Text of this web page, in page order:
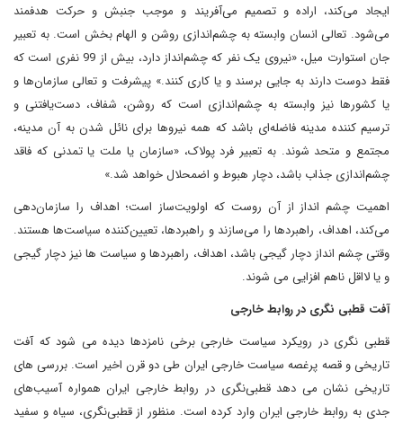
ایجاد می‌کند، اراده و تصمیم می‌آفریند و موجب جنبش و حرکت هدفمند
می‌شود. تعالی انسان وابسته به چشم‌اندازی روشن و الهام بخش است. به تعبیر
جان استوارت میل، «نیروی یک نفر که چشم‌انداز دارد، بیش از 99 نفری است که
فقط دوست دارند به جایی برسند و یا کاری کنند.» پیشرفت و تعالی سازمان‌ها و
یا کشورها نیز وابسته به چشم‌اندازی است که روشن، شفاف، دست‌یافتنی و
ترسیم کننده مدینه فاضله‌ای باشد که همه نیروها برای نائل شدن به آن مدینه،
مجتمع و متحد شوند. به تعبیر فرد پولاک، «سازمان یا ملت یا تمدنی که فاقد
چشم‌اندازی جذاب باشد، دچار هبوط و اضمحلال خواهد شد.»
اهمیت چشم انداز از آن روست که اولویت‌ساز است؛ اهداف را سازمان‌دهی
می‌کند، اهداف، راهبردها را می‌سازند و راهبردها، تعیین‌کننده سیاست‌ها هستند.
وقتی چشم انداز دچار گیجی باشد، اهداف، راهبردها و سیاست ها نیز دچار گیجی
و یا لااقل ناهم افزایی می شوند.
آفت قطبی نگری در روابط خارجی
قطبی نگری در رویکرد سیاست خارجی برخی نامزدها دیده می شود که آفت
تاریخی و قصه پرغصه سیاست خارجی ایران طی دو قرن اخیر است. بررسی های
تاریخی نشان می دهد قطبی‌نگری در روابط خارجی ایران همواره آسیب‌های
جدی به روابط خارجی ایران وارد ‌کرده است. منظور از قطبی‌نگری، سیاه و سفید